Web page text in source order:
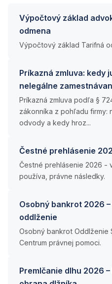
Výpočtový základ
odmena
Výpočtový základ Tarifná
Príkazná zmluva: kedy
nelegálne
Príkazná zmluva podľa §
zákonníka z pohľadu firmy:
odvody a kedy hroz...
Čestné prehlásenie
Čestné prehlásenie 2026 -
používa, právne následky.
Osobný bankrot 2026
oddlženie
Osobný bankrot Oddlženie
Centrum právnej pomoci.
Premlčanie dlhu 2026